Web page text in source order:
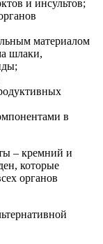
и инсультов;
материалом
шлаки,
в
– кремний и
которые
органов